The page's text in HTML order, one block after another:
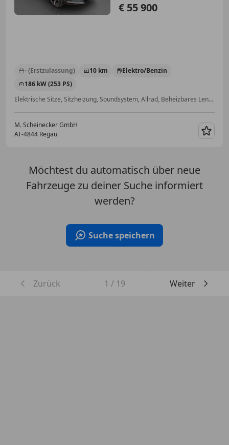
€ 55 900
- (Erstzulassung) 10 km
Elektro/Benzin
186 kW (253 PS)
Elektrische Sitze, Sitzheizung, Soundsystem, Allrad, Beheizbares Lenkrad, Elektrische Heckklappe, Abstandstempomat, Induktionsladen für Smartphones
M. Scheinecker GmbH
AT-4844 Regau
Möchtest du automatisch über neue
Fahrzeuge zu deiner Suche informiert
werden?
Suche speichern
Zurück 1 / 19 Weiter